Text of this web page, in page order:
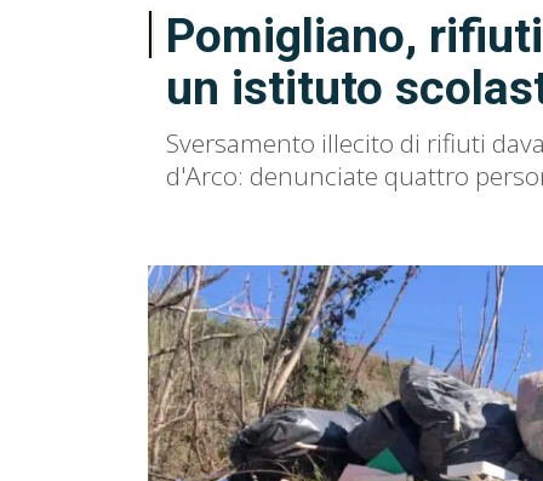
Pomigliano,
un istituto
Sversamento illecito di rifiuti
d'Arco: denunciate quattro